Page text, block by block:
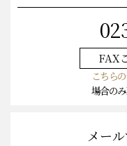
FAX
こちら
場合の
メー